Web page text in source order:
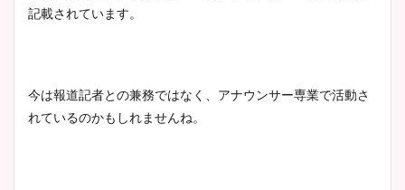
記載されています。
今は報道記者との兼務ではなく、アナウンサー専業で活動さ
れているのかもしれませんね。